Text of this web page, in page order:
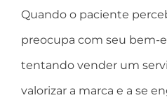
Quando o paciente
preocupa com seu bem-
tentando vender um
valorizar a marca e a se